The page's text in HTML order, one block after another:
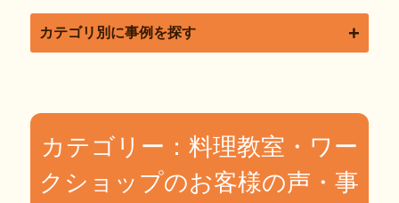
カテゴリ別に事例を探す
カテゴリー：料理教室・ワー
クショップのお客様の声・事